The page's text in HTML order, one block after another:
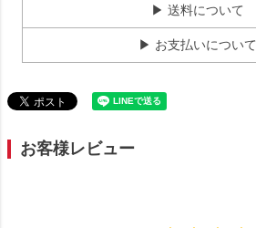
▶ 送料について
▶ お支払いについて
お客様レビュー